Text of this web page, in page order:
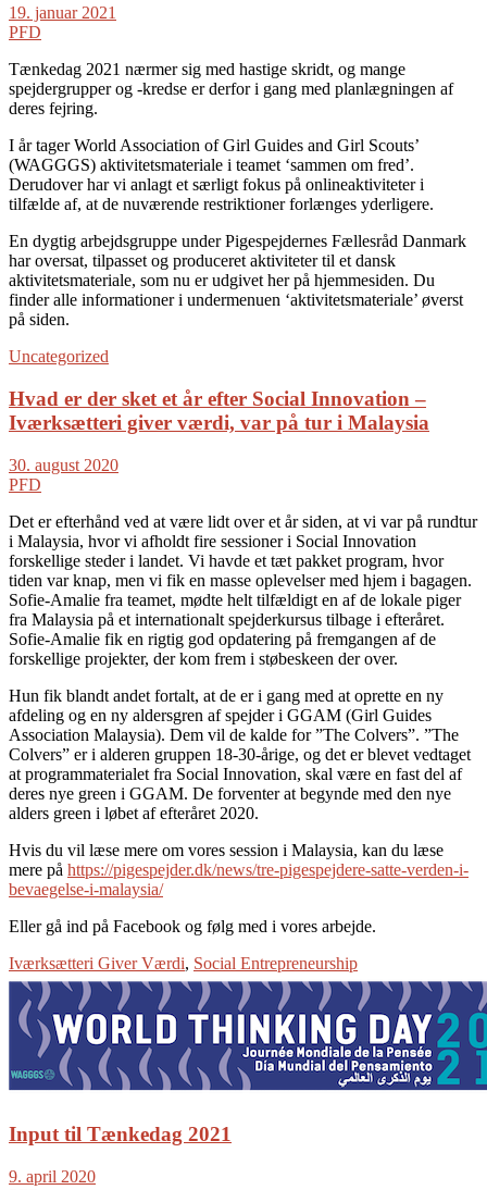
19. januar 2021
PFD
Tænkedag 2021 nærmer sig med hastige skridt, og mange
spejdergrupper og -kredse er derfor i gang med planlægningen af
deres fejring.
I år tager World Association of Girl Guides and Girl Scouts’
(WAGGGS) aktivitetsmateriale i teamet ‘sammen om fred’.
Derudover har vi anlagt et særligt fokus på onlineaktiviteter i
tilfælde af, at de nuværende restriktioner forlænges yderligere.
En dygtig arbejdsgruppe under Pigespejdernes Fællesråd Danmark
har oversat, tilpasset og produceret aktiviteter til et dansk
aktivitetsmateriale, som nu er udgivet her på hjemmesiden. Du
finder alle informationer i undermenuen ‘aktivitetsmateriale’ øverst
på siden.
Uncategorized
Hvad er der sket et år efter Social Innovation –
Iværksætteri giver værdi, var på tur i Malaysia
30. august 2020
PFD
Det er efterhånd ved at være lidt over et år siden, at vi var på rundtur
i Malaysia, hvor vi afholdt fire sessioner i Social Innovation
forskellige steder i landet. Vi havde et tæt pakket program, hvor
tiden var knap, men vi fik en masse oplevelser med hjem i bagagen.
Sofie-Amalie fra teamet, mødte helt tilfældigt en af de lokale piger
fra Malaysia på et internationalt spejderkursus tilbage i efteråret.
Sofie-Amalie fik en rigtig god opdatering på fremgangen af de
forskellige projekter, der kom frem i støbeskeen der over.
Hun fik blandt andet fortalt, at de er i gang med at oprette en ny
afdeling og en ny aldersgren af spejder i GGAM (Girl Guides
Association Malaysia). Dem vil de kalde for ”The Colvers”. ”The
Colvers” er i alderen gruppen 18-30-årige, og det er blevet vedtaget
at programmaterialet fra Social Innovation, skal være en fast del af
deres nye green i GGAM. De forventer at begynde med den nye
alders green i løbet af efteråret 2020.
Hvis du vil læse mere om vores session i Malaysia, kan du læse
mere på https://pigespejder.dk/news/tre-pigespejdere-satte-verden-i-
bevaegelse-i-malaysia/
Eller gå ind på Facebook og følg med i vores arbejde.
Iværksætteri Giver Værdi, Social Entrepreneurship
Input til Tænkedag 2021
9. april 2020